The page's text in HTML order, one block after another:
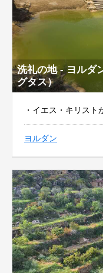
洗礼の地 - ヨルダ
グタス）
・イエス・キリスト
ヨルダン